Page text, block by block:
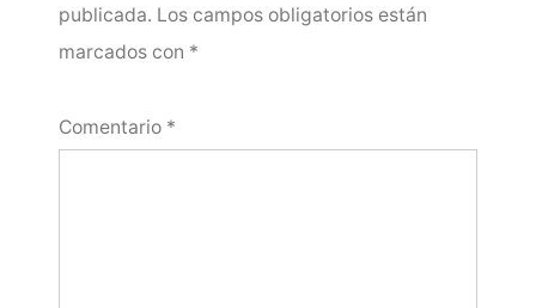
publicada. Los campos obligatorios están
marcados con *
Comentario *